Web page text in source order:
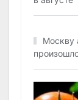
Москву